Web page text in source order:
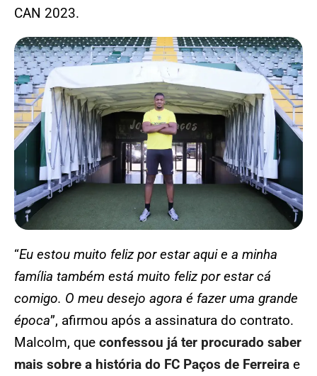
CAN 2023.
“Eu estou muito feliz por estar aqui e a minha
família também está muito feliz por estar cá
comigo. O meu desejo agora é fazer uma grande
época”, afirmou após a assinatura do contrato.
Malcolm, que confessou já ter procurado saber
mais sobre a história do FC Paços de Ferreira e